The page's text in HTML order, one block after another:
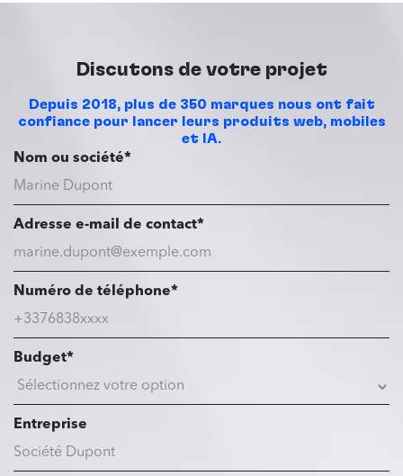
Discutons de votre projet
Depuis 2018, plus de 350 marques nous ont fait
confiance pour lancer leurs produits web, mobiles
et IA.
Nom ou société*
Adresse e-mail de contact*
Numéro de téléphone*
Budget*
Entreprise